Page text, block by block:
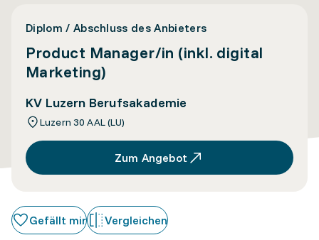
Diplom / Abschluss des Anbieters
Product Manager/in (inkl. digital
Marketing)
KV Luzern Berufsakademie
Luzern 30 AAL (LU)
Zum Angebot
Gefällt mir Vergleichen